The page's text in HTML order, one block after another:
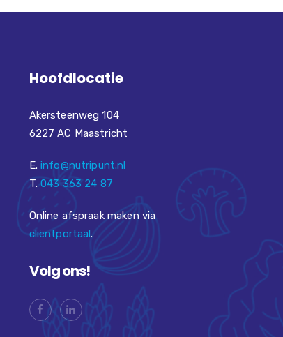
Hoofdlocatie
Akersteenweg 104
6227 AC Maastricht
E. info@nutripunt.nl
T.043 363 24 87
Online afspraak maken via
cliëntportaal.
Volg ons!